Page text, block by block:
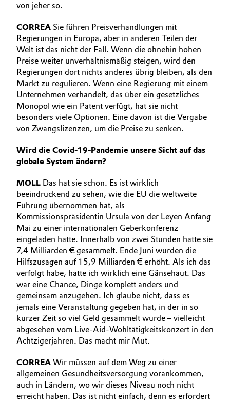
von jeher so.
CORREA Sie führen Preisverhandlungen mit
Regierungen in Europa, aber in anderen Teilen der
Welt ist das nicht der Fall. Wenn die ohnehin hohen
Preise weiter unverhältnismäßig steigen, wird den
Regierungen dort nichts anderes übrig bleiben, als den
Markt zu regulieren. Wenn eine Regierung mit einem
Unternehmen verhandelt, das über ein gesetzliches
Monopol wie ein Patent verfügt, hat sie nicht
besonders viele Optionen. Eine davon ist die Vergabe
von Zwangslizenzen, um die Preise zu senken.
Wird die Covid-19-Pandemie unsere Sicht auf das
globale System ändern?
MOLL Das hat sie schon. Es ist wirklich
beeindruckend zu sehen, wie die EU die weltweite
Führung übernommen hat, als
Kommissionspräsidentin Ursula von der Leyen Anfang
Mai zu einer internationalen Geberkonferenz
eingeladen hatte. Innerhalb von zwei Stunden hatte sie
7,4 Milliarden € gesammelt. Ende Juni wurden die
Hilfszusagen auf 15,9 Milliarden € erhöht. Als ich das
verfolgt habe, hatte ich wirklich eine Gänsehaut. Das
war eine Chance, Dinge komplett anders und
gemeinsam anzugehen. Ich glaube nicht, dass es
jemals eine Veranstaltung gegeben hat, in der in so
kurzer Zeit so viel Geld gesammelt wurde – vielleicht
abgesehen vom Live-Aid-Wohltätigkeitskonzert in den
Achtzigerjahren. Das macht mir Mut.
CORREA Wir müssen auf dem Weg zu einer
allgemeinen Gesundheitsversorgung vorankommen,
auch in Ländern, wo wir dieses Niveau noch nicht
erreicht haben. Das ist nicht einfach, denn es erfordert